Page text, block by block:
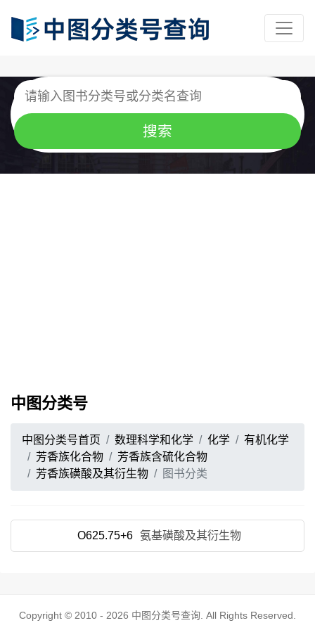
中图分类号
中图分类号首页 数理科学和化学 化学
有机化学
芳香族化合物
芳香族含硫化合物
芳香族磺酸及其衍生物
图书分类
O625.75+6 氨基磺酸及其衍生物
Copyright © 2010 - 2026 中图分类号查询 . All Rights Reserved.